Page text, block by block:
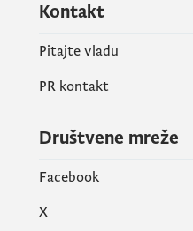
Kontakt
Pitajte vladu
PR kontakt
Društvene mreže
Facebook
X